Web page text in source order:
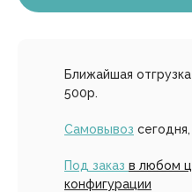
Ближайшая
500р.
Самовывоз
Под заказ в любом
конфигурации